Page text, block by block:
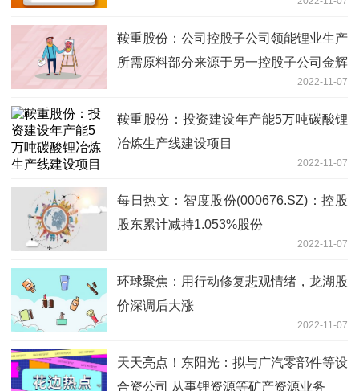
鞍重股份：公司控股子公司领能锂业生产
所需原料部分来源于另一控股子公司金辉
2022-11-07
鞍重股份：投资建设年产能5万吨碳酸锂
冶炼生产线建设项目
2022-11-07
每日热文：智度股份(000676.SZ)：控股
股东累计减持1.053%股份
2022-11-07
环球聚焦：用行动修复悲观情绪，龙湖股
价深调后大涨
2022-11-07
天天亮点！东阳光：拟与广汽零部件等设
合资公司 从事锂资源等矿产资源业务